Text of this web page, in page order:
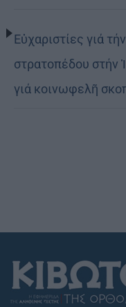
Εὐχαριστίες γιά
στρατοπέδου στήν
γιά κοινωφελῆ